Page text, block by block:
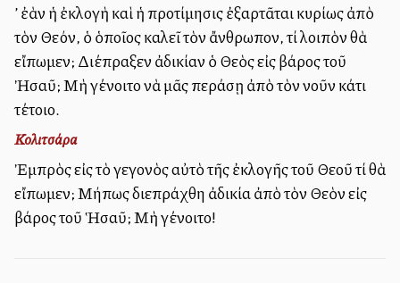
Ἀλλ’ ἐὰν ἡ ἐκλογὴ καὶ ἡ προτίμησις ἐξαρτᾶται κυρίως ἀπὸ
τὸν Θεόν, ὁ ὁποῖος καλεῖ τὸν ἄνθρωπον, τί λοιπὸν θὰ
εἴπωμεν; Διέπραξεν ἀδικίαν ὁ Θεὸς εἰς βάρος τοῦ
Ἠσαῦ; Μὴ γένοιτο νὰ μᾶς περάσῃ ἀπὸ τὸν νοῦν κάτι
τέτοιο.
Κολιτσάρα
Ἐμπρὸς εἰς τὸ γεγονὸς αὐτὸ τῆς ἐκλογῆς τοῦ Θεοῦ τί θὰ
εἴπωμεν; Μήπως διεπράχθη ἀδικία ἀπὸ τὸν Θεὸν εἰς
βάρος τοῦ Ἡσαῦ; Μὴ γένοιτο!